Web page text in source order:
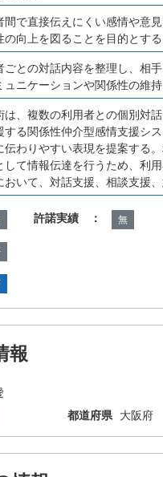
間で直接伝えにくい感情や意
の向上を図ることを目的とする
ごとの対話内容を整理し、相
ュニケーションや関係性の維持
は、複数の利用者との個別対
する関係性仲介型感情支援シ
伝わりやすい表現を提案する
して情報伝達を行うため、利
おいて、対話支援、相談支援
許諾実績 ： 無
報
都道府県 大阪府